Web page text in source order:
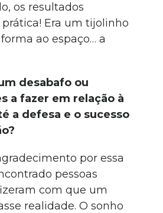
os resultados
Era um tijolinho
ao espaço… a
desabafo ou
a fazer em relação à
a defesa e o sucesso
por essa
pessoas
com que um
realidade. O sonho